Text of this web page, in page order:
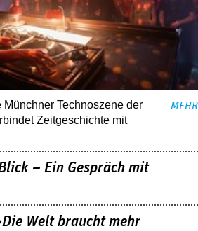
Technoszene der
Zeitgeschichte mit
MEHR
– Ein Gespräch mit
Welt braucht mehr